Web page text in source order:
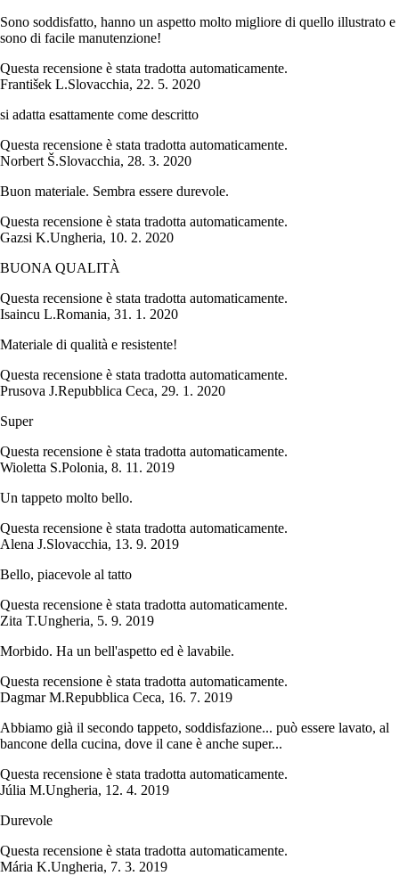
Sono soddisfatto, hanno un aspetto molto migliore di quello illustrato e
sono di facile manutenzione!
Questa recensione è stata tradotta automaticamente.
František L.Slovacchia, 22. 5. 2020
si adatta esattamente come descritto
Questa recensione è stata tradotta automaticamente.
Norbert Š.Slovacchia, 28. 3. 2020
Buon materiale. Sembra essere durevole.
Questa recensione è stata tradotta automaticamente.
Gazsi K.Ungheria, 10. 2. 2020
BUONA QUALITÀ
Questa recensione è stata tradotta automaticamente.
Isaincu L.Romania, 31. 1. 2020
Materiale di qualità e resistente!
Questa recensione è stata tradotta automaticamente.
Prusova J.Repubblica Ceca, 29. 1. 2020
Super
Questa recensione è stata tradotta automaticamente.
Wioletta S.Polonia, 8. 11. 2019
Un tappeto molto bello.
Questa recensione è stata tradotta automaticamente.
Alena J.Slovacchia, 13. 9. 2019
Bello, piacevole al tatto
Questa recensione è stata tradotta automaticamente.
Zita T.Ungheria, 5. 9. 2019
Morbido. Ha un bell'aspetto ed è lavabile.
Questa recensione è stata tradotta automaticamente.
Dagmar M.Repubblica Ceca, 16. 7. 2019
Abbiamo già il secondo tappeto, soddisfazione... può essere lavato, al
bancone della cucina, dove il cane è anche super...
Questa recensione è stata tradotta automaticamente.
Júlia M.Ungheria, 12. 4. 2019
Durevole
Questa recensione è stata tradotta automaticamente.
Mária K.Ungheria, 7. 3. 2019